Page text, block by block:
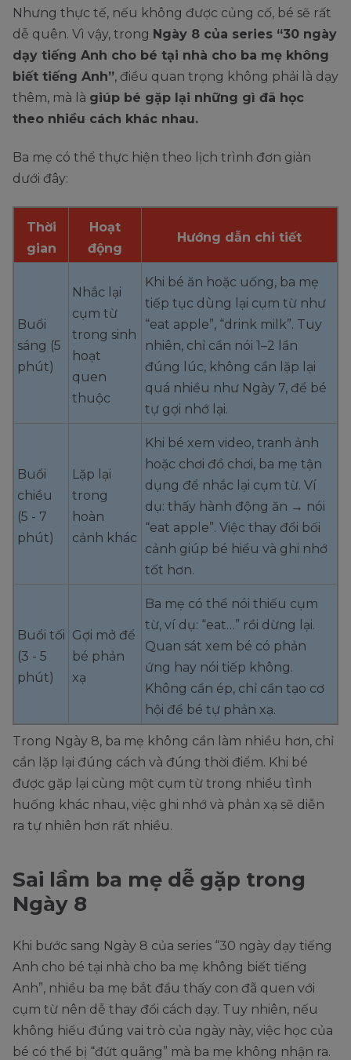
Nhưng thực tế, nếu không được củng cố, bé sẽ rất
dễ quên. Vì vậy, trong Ngày 8 của series “30 ngày
dạy tiếng Anh cho bé tại nhà cho ba mẹ không
biết tiếng Anh”, điều quan trọng không phải là dạy
thêm, mà là giúp bé gặp lại những gì đã học
theo nhiều cách khác nhau.
Ba mẹ có thể thực hiện theo lịch trình đơn giản
dưới đây:
Thời
gian
Hoạt
động
Hướng dẫn chi tiết
Buổi
sáng (5
phút)
Nhắc lại
cụm từ
trong sinh
hoạt
quen
thuộc
Khi bé ăn hoặc uống, ba mẹ
tiếp tục dùng lại cụm từ như
“eat apple”, “drink milk”. Tuy
nhiên, chỉ cần nói 1–2 lần
đúng lúc, không cần lặp lại
quá nhiều như Ngày 7, để bé
tự gợi nhớ lại.
Buổi
chiều
(5 - 7
phút)
Lặp lại
trong
hoàn
cảnh khác
Khi bé xem video, tranh ảnh
hoặc chơi đồ chơi, ba mẹ tận
dụng để nhắc lại cụm từ. Ví
dụ: thấy hành động ăn → nói
“eat apple”. Việc thay đổi bối
cảnh giúp bé hiểu và ghi nhớ
tốt hơn.
Buổi tối
(3 - 5
phút)
Gợi mở để
bé phản
xạ
Ba mẹ có thể nói thiếu cụm
từ, ví dụ: “eat…” rồi dừng lại.
Quan sát xem bé có phản
ứng hay nói tiếp không.
Không cần ép, chỉ cần tạo cơ
hội để bé tự phản xạ.
Trong Ngày 8, ba mẹ không cần làm nhiều hơn, chỉ
cần lặp lại đúng cách và đúng thời điểm. Khi bé
được gặp lại cùng một cụm từ trong nhiều tình
huống khác nhau, việc ghi nhớ và phản xạ sẽ diễn
ra tự nhiên hơn rất nhiều.
Sai lầm ba mẹ dễ gặp trong
Ngày 8
Khi bước sang Ngày 8 của series “30 ngày dạy tiếng
Anh cho bé tại nhà cho ba mẹ không biết tiếng
Anh”, nhiều ba mẹ bắt đầu thấy con đã quen với
cụm từ nên dễ thay đổi cách dạy. Tuy nhiên, nếu
không hiểu đúng vai trò của ngày này, việc học của
bé có thể bị “đứt quãng” mà ba mẹ không nhận ra.